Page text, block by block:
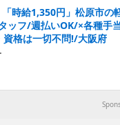
時給1,350円」松原市の
ッフ/週払いOK/×各種手
資格は一切不問!/大阪府